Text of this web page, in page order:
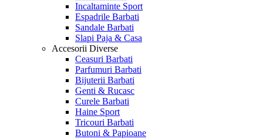
Incaltaminte Sport
Espadrile Barbati
Sandale Barbati
Slapi Paja & Casa
Accesorii Diverse
Ceasuri Barbati
Parfumuri Barbati
Bijuterii Barbati
Genti & Rucasc
Curele Barbati
Haine Sport
Tricouri Barbati
Butoni & Papioane